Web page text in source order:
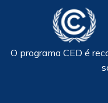
O programa CED é